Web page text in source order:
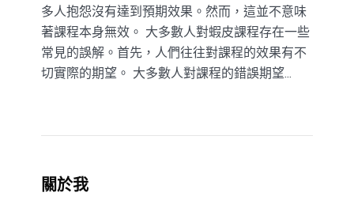
多人抱怨沒有達到預期效果。然而，這並不意味
著課程本身無效。 大多數人對蝦皮課程存在一些
常見的誤解。首先，人們往往對課程的效果有不
切實際的期望。 大多數人對課程的錯誤期望...
關於我